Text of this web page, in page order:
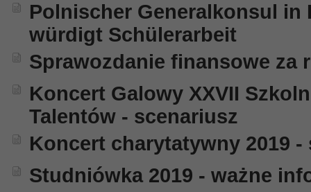
Polnischer Generalkonsul in
würdigt Schülerarbeit
Sprawozdanie finansowe za
Koncert Galowy XXVII
Talentów - scenariusz
Koncert charytatywny 2019 -
Studniówka 2019 - ważne